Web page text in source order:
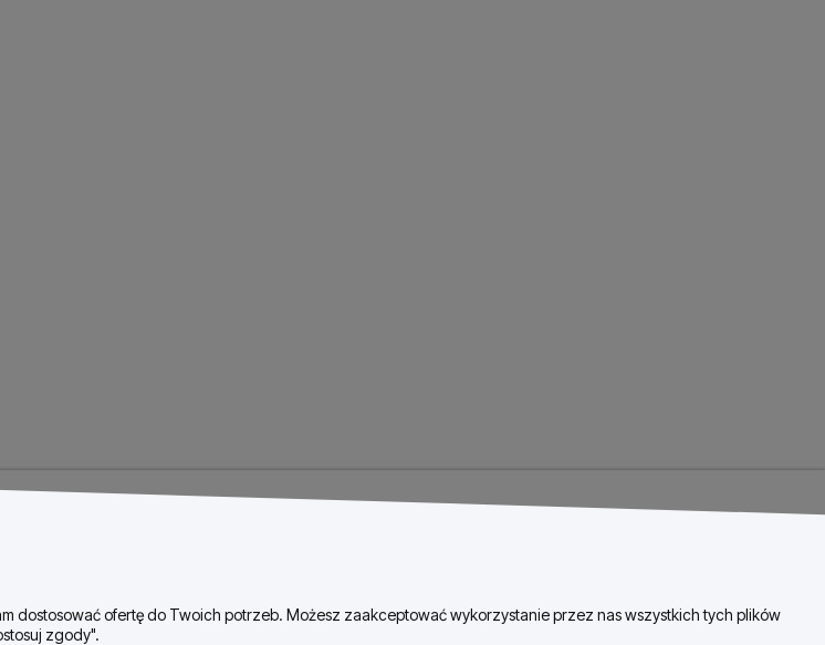
dostosować ofertę do Twoich potrzeb. Możesz zaakceptować wykorzystanie przez nas wszystkich tych plików
zgody".